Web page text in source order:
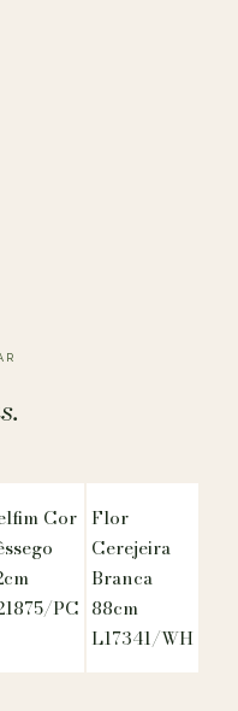
Cor
PC
Flor
Cerejeira
Branca
88cm
L17341/WH